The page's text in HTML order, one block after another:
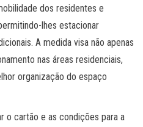
dos residentes e
lhes estacionar
A medida visa não apenas
nas áreas residenciais,
organização do espaço
o cartão e as condições para a